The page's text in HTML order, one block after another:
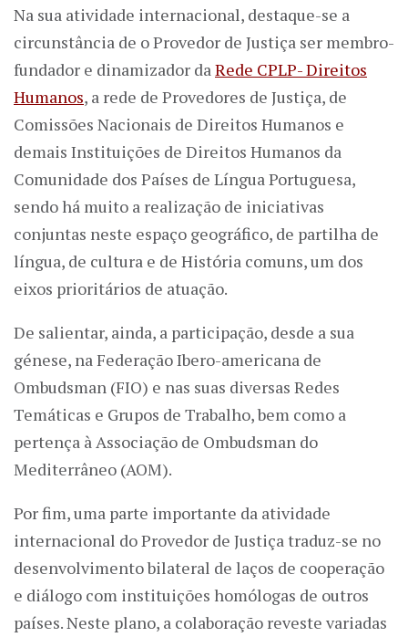
Na sua atividade internacional, destaque-se a
circunstância de o Provedor de Justiça ser membro-
fundador e dinamizador da Rede CPLP- Direitos
Humanos, a rede de Provedores de Justiça, de
Comissões Nacionais de Direitos Humanos e
demais Instituições de Direitos Humanos da
Comunidade dos Países de Língua Portuguesa,
sendo há muito a realização de iniciativas
conjuntas neste espaço geográfico, de partilha de
língua, de cultura e de História comuns, um dos
eixos prioritários de atuação.
De salientar, ainda, a participação, desde a sua
génese, na Federação Ibero-americana de
Ombudsman (FIO) e nas suas diversas Redes
Temáticas e Grupos de Trabalho, bem como a
pertença à Associação de Ombudsman do
Mediterrâneo (AOM).
Por fim, uma parte importante da atividade
internacional do Provedor de Justiça traduz-se no
desenvolvimento bilateral de laços de cooperação
e diálogo com instituições homólogas de outros
países. Neste plano, a colaboração reveste variadas